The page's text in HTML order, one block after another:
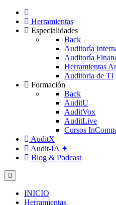
Herramientas
Especialidades
Back
Auditoría
Auditoría
Herramientas
Auditoria de TI
Formación
Back
AuditU
AuditVox
AuditLive
Cursos
AuditX
Audit-IA ✦
Blog & Podcast
INICIO
Herramientas